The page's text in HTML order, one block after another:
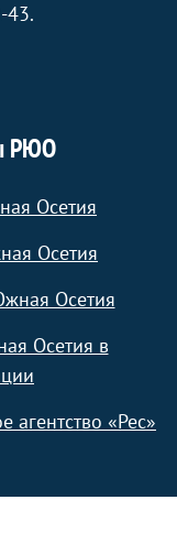
43.
РЮО
Осетия
Осетия
Осетия
Осетия в
агентство «Рес»